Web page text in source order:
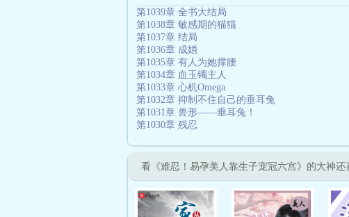
第1039章 全书大结局
第1038章 敏感期的猫猫
第1037章 结局
第1036章 成婚
第1035章 有人为她撑腰
第1034章 血玉镯主人
第1033章 心机Omega
第1032章 抑制不住自己的垂耳兔
第1031章 兽形——垂耳兔！
第1030章 残忍
看《难忍！易孕美人靠生子宠冠六宫》的大神还